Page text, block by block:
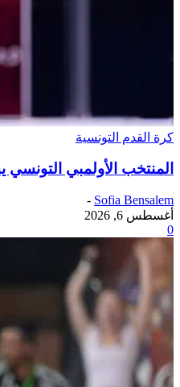
كرة القدم التونسية
المنتخب الأولمبي التونسي
Sofia Bensalem
-
أغسطس 6, 2026
0